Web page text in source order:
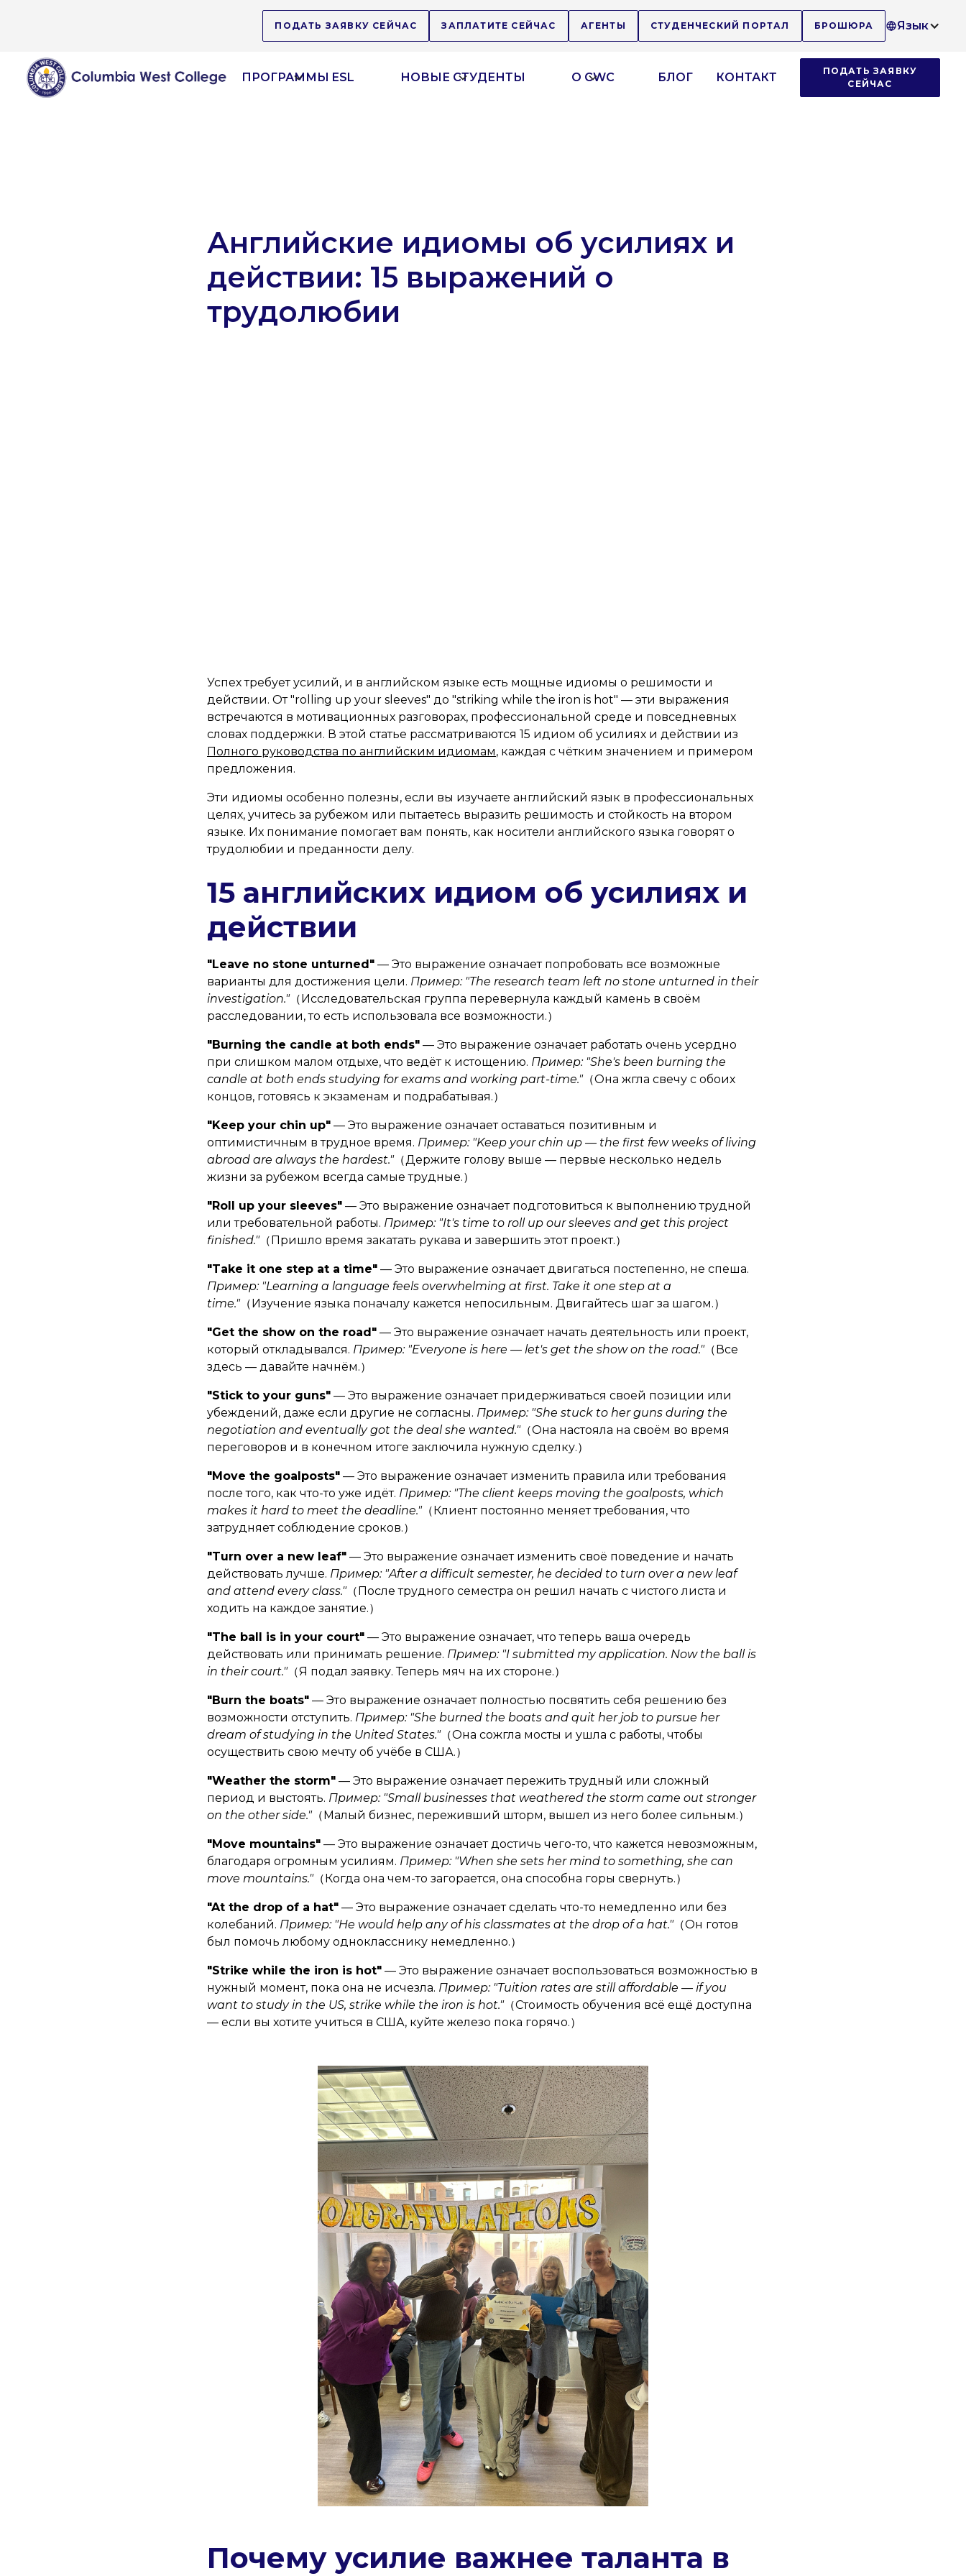
ПОДАТЬ ЗАЯВКУ СЕЙЧАС ЗАПЛАТИТЕ СЕЙЧАС АГЕНТЫ СТУДЕНЧЕСКИЙ ПОРТАЛ БРОШЮРА Язык
ПРОГРАММЫ ESL НОВЫЕ СТУДЕНТЫ О CWC БЛОГ КОНТАКТ
ПОДАТЬ ЗАЯВКУ
СЕЙЧАС
Английские идиомы об усилиях и
действии: 15 выражений о
трудолюбии
Успех требует усилий, и в английском языке есть мощные идиомы о решимости и
действии. От "rolling up your sleeves" до "striking while the iron is hot" — эти выражения
встречаются в мотивационных разговорах, профессиональной среде и повседневных
словах поддержки. В этой статье рассматриваются 15 идиом об усилиях и действии из
Полного руководства по английским идиомам, каждая с чётким значением и примером
предложения.
Эти идиомы особенно полезны, если вы изучаете английский язык в профессиональных
целях, учитесь за рубежом или пытаетесь выразить решимость и стойкость на втором
языке. Их понимание помогает вам понять, как носители английского языка говорят о
трудолюбии и преданности делу.
15 английских идиом об усилиях и
действии
"Leave no stone unturned" — Это выражение означает попробовать все возможные
варианты для достижения цели. Пример: "The research team left no stone unturned in their
investigation."（Исследовательская группа перевернула каждый камень в своём
расследовании, то есть использовала все возможности.）
"Burning the candle at both ends" — Это выражение означает работать очень усердно
при слишком малом отдыхе, что ведёт к истощению. Пример: "She's been burning the
candle at both ends studying for exams and working part-time."（Она жгла свечу с обоих
концов, готовясь к экзаменам и подрабатывая.）
"Keep your chin up" — Это выражение означает оставаться позитивным и
оптимистичным в трудное время. Пример: "Keep your chin up — the first few weeks of living
abroad are always the hardest."（Держите голову выше — первые несколько недель
жизни за рубежом всегда самые трудные.）
"Roll up your sleeves" — Это выражение означает подготовиться к выполнению трудной
или требовательной работы. Пример: "It's time to roll up our sleeves and get this project
finished."（Пришло время закатать рукава и завершить этот проект.）
"Take it one step at a time" — Это выражение означает двигаться постепенно, не спеша.
Пример: "Learning a language feels overwhelming at first. Take it one step at a
time."（Изучение языка поначалу кажется непосильным. Двигайтесь шаг за шагом.）
"Get the show on the road" — Это выражение означает начать деятельность или проект,
который откладывался. Пример: "Everyone is here — let's get the show on the road."（Все
здесь — давайте начнём.）
"Stick to your guns" — Это выражение означает придерживаться своей позиции или
убеждений, даже если другие не согласны. Пример: "She stuck to her guns during the
negotiation and eventually got the deal she wanted."（Она настояла на своём во время
переговоров и в конечном итоге заключила нужную сделку.）
"Move the goalposts" — Это выражение означает изменить правила или требования
после того, как что-то уже идёт. Пример: "The client keeps moving the goalposts, which
makes it hard to meet the deadline."（Клиент постоянно меняет требования, что
затрудняет соблюдение сроков.）
"Turn over a new leaf" — Это выражение означает изменить своё поведение и начать
действовать лучше. Пример: "After a difficult semester, he decided to turn over a new leaf
and attend every class."（После трудного семестра он решил начать с чистого листа и
ходить на каждое занятие.）
"The ball is in your court" — Это выражение означает, что теперь ваша очередь
действовать или принимать решение. Пример: "I submitted my application. Now the ball is
in their court."（Я подал заявку. Теперь мяч на их стороне.）
"Burn the boats" — Это выражение означает полностью посвятить себя решению без
возможности отступить. Пример: "She burned the boats and quit her job to pursue her
dream of studying in the United States."（Она сожгла мосты и ушла с работы, чтобы
осуществить свою мечту об учёбе в США.）
"Weather the storm" — Это выражение означает пережить трудный или сложный
период и выстоять. Пример: "Small businesses that weathered the storm came out stronger
on the other side."（Малый бизнес, переживший шторм, вышел из него более сильным.）
"Move mountains" — Это выражение означает достичь чего-то, что кажется невозможным,
благодаря огромным усилиям. Пример: "When she sets her mind to something, she can
move mountains."（Когда она чем-то загорается, она способна горы свернуть.）
"At the drop of a hat" — Это выражение означает сделать что-то немедленно или без
колебаний. Пример: "He would help any of his classmates at the drop of a hat."（Он готов
был помочь любому однокласснику немедленно.）
"Strike while the iron is hot" — Это выражение означает воспользоваться возможностью в
нужный момент, пока она не исчезла. Пример: "Tuition rates are still affordable — if you
want to study in the US, strike while the iron is hot."（Стоимость обучения всё ещё доступна
— если вы хотите учиться в США, куйте железо пока горячо.）
Почему усилие важнее таланта в